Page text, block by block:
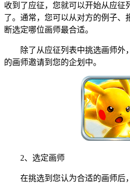
收到了应征，您就可以开始从应征
了。通常，您可以从对方的例子、
断选定哪位画师最合适。
除了从应征列表中挑选画师外
的画师邀请到您的企划中。
2、选定画师
在挑选到您认为合适的画师后